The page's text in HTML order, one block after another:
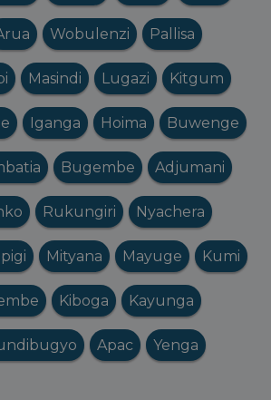
Wobulenzi Pallisa
Masindi Lugazi Kitgum
Iganga Hoima Buwenge
Bugembe Adjumani
Rukungiri Nyachera
Mityana Mayuge Kumi
Kiboga Kayunga
Apac Yenga